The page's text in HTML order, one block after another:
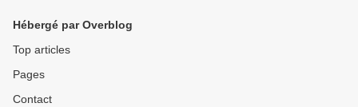
Hébergé par Overblog
Top articles
Pages
Contact